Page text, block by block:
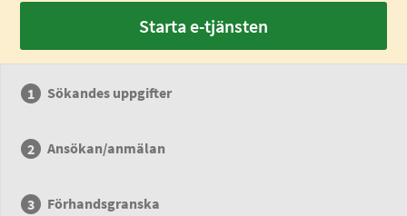
Starta e-tjänsten
Sökandes uppgifter
Ansökan/anmälan
Förhandsgranska